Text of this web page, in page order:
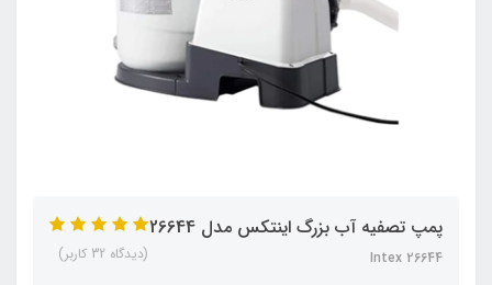
پمپ تصفیه آب بزرگ اینتکس مدل 26644
Intex 26644 (دیدگاه 32 کاربر)